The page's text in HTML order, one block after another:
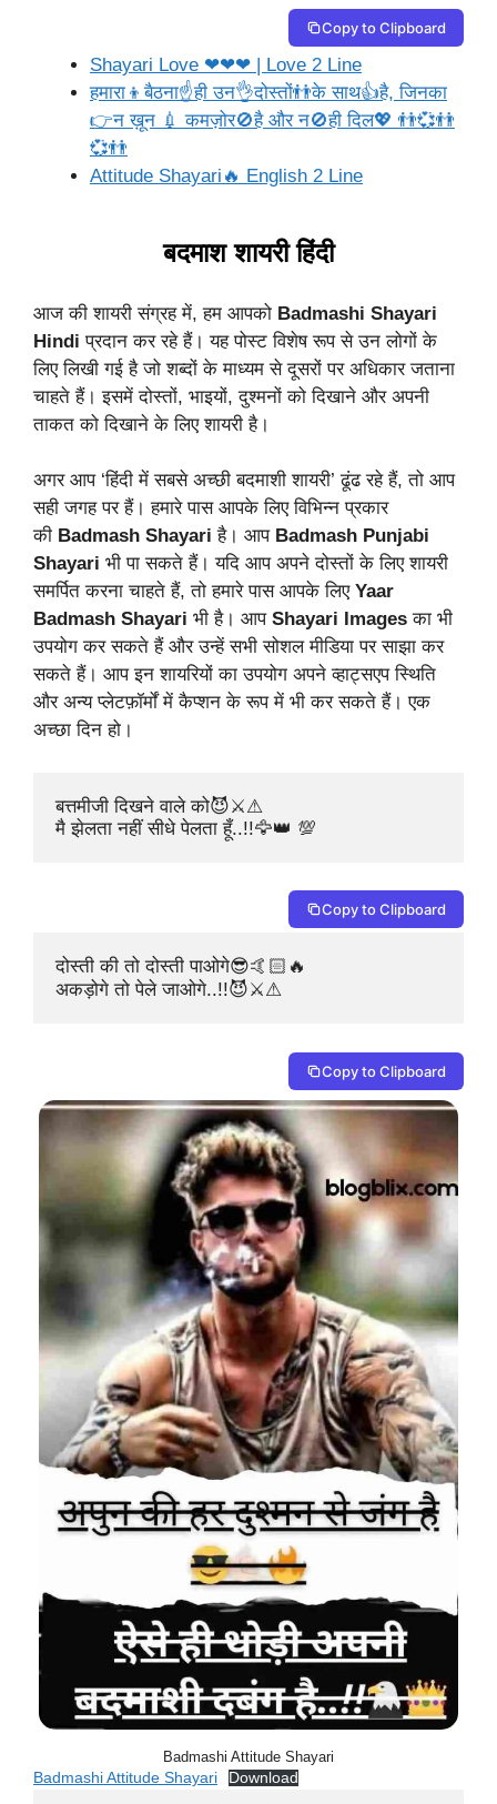
Copy to Clipboard
Shayari Love ❤❤❤ | Love 2 Line
हमारा👦बैठना☝ही उन👌दोस्तों👬के साथ👍है, जिनका
👉न ख़ून 💉 कमज़ोर🚫है और न🚫ही दिल💖 👬💞👬
💞👬
Attitude Shayari🔥 English 2 Line
बदमाश शायरी हिंदी
आज की शायरी संग्रह में, हम आपको Badmashi Shayari
Hindi प्रदान कर रहे हैं। यह पोस्ट विशेष रूप से उन लोगों के
लिए लिखी गई है जो शब्दों के माध्यम से दूसरों पर अधिकार जताना
चाहते हैं। इसमें दोस्तों, भाइयों, दुश्मनों को दिखाने और अपनी
ताकत को दिखाने के लिए शायरी है।
अगर आप ‘हिंदी में सबसे अच्छी बदमाशी शायरी’ ढूंढ रहे हैं, तो आप
सही जगह पर हैं। हमारे पास आपके लिए विभिन्न प्रकार
की Badmash Shayari है। आप Badmash Punjabi
Shayari भी पा सकते हैं। यदि आप अपने दोस्तों के लिए शायरी
समर्पित करना चाहते हैं, तो हमारे पास आपके लिए Yaar
Badmash Shayari भी है। आप Shayari Images का भी
उपयोग कर सकते हैं और उन्हें सभी सोशल मीडिया पर साझा कर
सकते हैं। आप इन शायरियों का उपयोग अपने व्हाट्सएप स्थिति
और अन्य प्लेटफ़ॉर्मों में कैप्शन के रूप में भी कर सकते हैं। एक
अच्छा दिन हो।
बत्तमीजी दिखने वाले को😈⚔️⚠
मै झेलता नहीं सीधे पेलता हूँ..!!🦅👑 💯
Copy to Clipboard
दोस्ती की तो दोस्ती पाओगे😎🤙🏻🔥
अकड़ोगे तो पेले जाओगे..!!😈⚔️⚠
Copy to Clipboard
Badmashi Attitude Shayari
Badmashi Attitude Shayari
Download